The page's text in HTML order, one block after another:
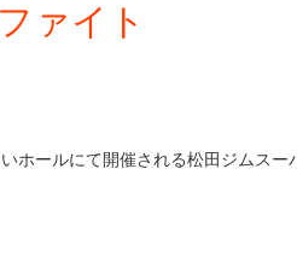
ァイト
ホールにて開催される松田ジムス